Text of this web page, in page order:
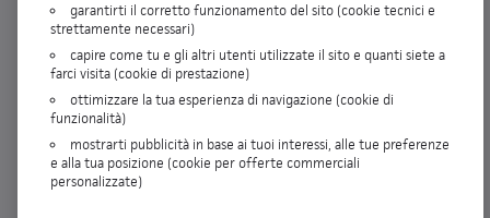
Accedi per vedere le tue richieste in
valutazione
Codice Fiscale
garantirti il corretto funzionamento del sito (cookie tecnici e
strettamente necessari)
capire come tu e gli altri utenti utilizzate il sito e quanti siete a
farci visita (cookie di prestazione)
ottimizzare la tua esperienza di navigazione (cookie di
funzionalità)
mostrarti pubblicità in base ai tuoi interessi, alle tue preferenze
e alla tua posizione (cookie per offerte commerciali
personalizzate)